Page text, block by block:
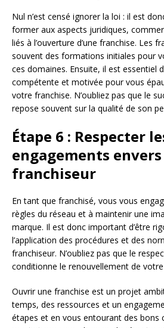
Nul n’est censé ignorer la loi : il est
former aux aspects juridiques,
liés à l’ouverture d’une franchise. Les
souvent des formations initiales pour
ces domaines. Ensuite, il est essentiel
compétente et motivée pour vous
votre franchise. N’oubliez pas que le
repose souvent sur la qualité de son
Étape 6 : Respecter
engagements
franchiseur
En tant que franchisé, vous vous
règles du réseau et à maintenir une
marque. Il est donc important d’être
l’application des procédures et des
franchiseur. N’oubliez pas que le
conditionne le renouvellement de
Ouvrir une franchise est un projet
temps, des ressources et un
étapes et en vous entourant des bons